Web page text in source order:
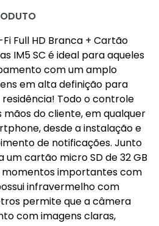
Full HD Branca + Cartão
IM5 SC é ideal para aqueles
com um amplo
em alta definição para
Todo o controle
do cliente, em qualquer
desde a instalação e
de notificações. Junto
cartão micro SD de 32 GB
importantes com
infravermelho com
permite que a câmera
com imagens claras,